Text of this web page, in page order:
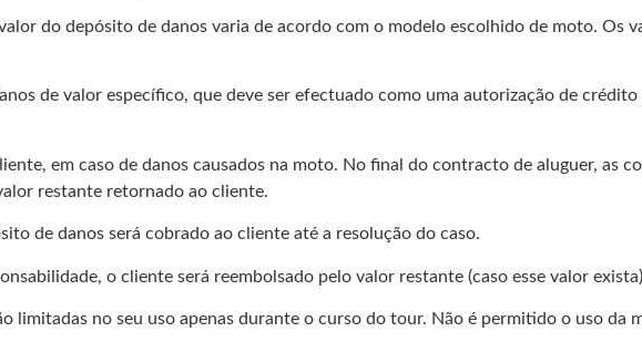
do depósito de danos varia de acordo com o modelo escolhido de moto. Os
de valor específico, que deve ser efectuado como uma autorização de
em caso de danos causados na moto. No final do contracto de aluguer, as
restante retornado ao cliente.
de danos será cobrado ao cliente até a resolução do caso.
o cliente será reembolsado pelo valor restante (caso esse valor
limitadas no seu uso apenas durante o curso do tour. Não é permitido o uso da